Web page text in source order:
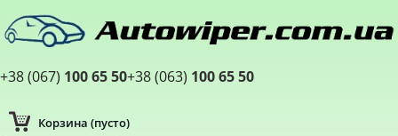
+38 (067) 100 65 50+38 (063) 100 65 50
Корзина (пусто)